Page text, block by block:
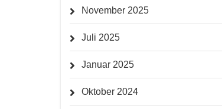
November 2025
Juli 2025
Januar 2025
Oktober 2024